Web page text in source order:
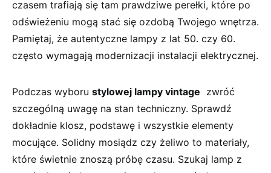
czasem trafiają się tam prawdziwe​ perełki, ​które po
odświeżeniu mogą stać się ozdobą Twojego wnętrza.
Pamiętaj, że autentyczne lampy z lat 50. czy 60.
często ‍wymagają modernizacji ‌instalacji elektrycznej.
Podczas wyboru stylowej lampy vintage ‍ zwróć
szczególną⁢ uwagę na stan ⁤techniczny. Sprawdź
dokładnie klosz, podstawę i wszystkie elementy
mocujące. Solidny ⁣mosiądz czy ⁤żeliwo to materiały,
które świetnie znoszą próbę czasu.⁤ Szukaj lamp z